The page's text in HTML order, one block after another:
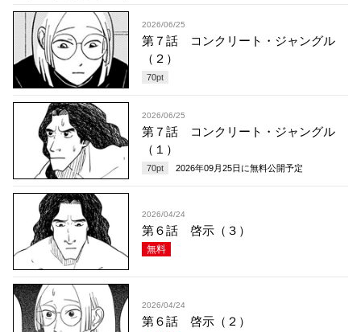
2026/06/25
第７話 コンクリート・ジャングル
（２）
70pt
2026/06/25
第７話 コンクリート・ジャングル
（１）
70pt 2026年09月25日 に無料公開予定
2026/04/24
第６話 啓示（３）
無料
2026/04/24
第６話 啓示（２）